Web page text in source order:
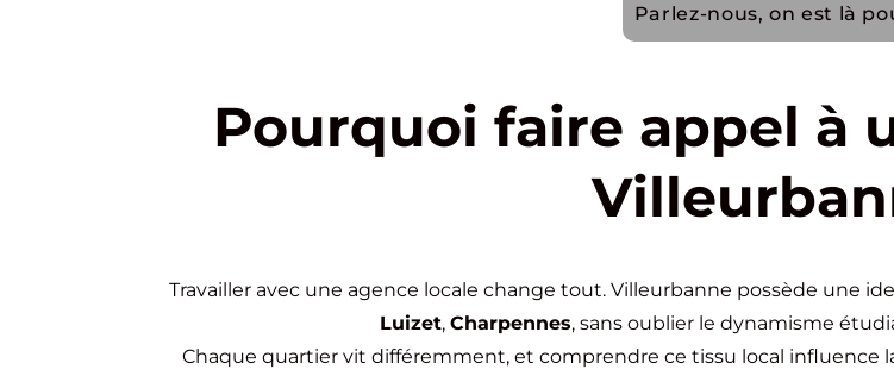
Parlez-nous, on est là
Pourquoi faire appel à
Travailler avec une agence locale change tout. Villeurbanne possède une
Luizet, Charpennes, sans oublier le dynamisme
Chaque quartier vit différemment, et comprendre ce tissu local influence